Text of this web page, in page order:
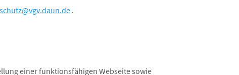
.
einer funktionsfähigen Webseite sowie